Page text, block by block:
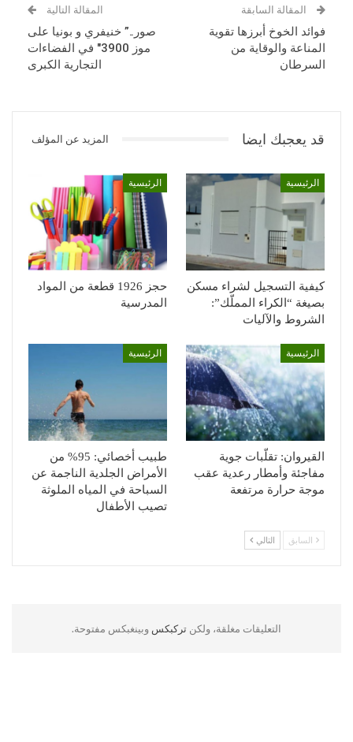
المقالة السابقة
فوائد الخوخ أبرزها تقوية
المناعة والوقاية من
السرطان
المقالة التالية
صور..” خنيفري و بونيا على
موز 3900″ في الفضاءات
التجارية الكبرى
قد يعجبك ايضا المزيد عن المؤلف
الرئيسية
كيفية التسجيل لشراء مسكن
بصيغة “الكراء المملّك”:
الشروط والآليات
الرئيسية
حجز 1926 قطعة من المواد
المدرسية
الرئيسية
القيروان: تقلّبات جوية
مفاجئة وأمطار رعدية عقب
موجة حرارة مرتفعة
الرئيسية
طبيب أخصائي: 95% من
الأمراض الجلدية الناجمة عن
السباحة في المياه الملوثة
تصيب الأطفال
السابق التالي
التعليقات مغلقة، ولكن تركبكس وبينغبكس مفتوحة.